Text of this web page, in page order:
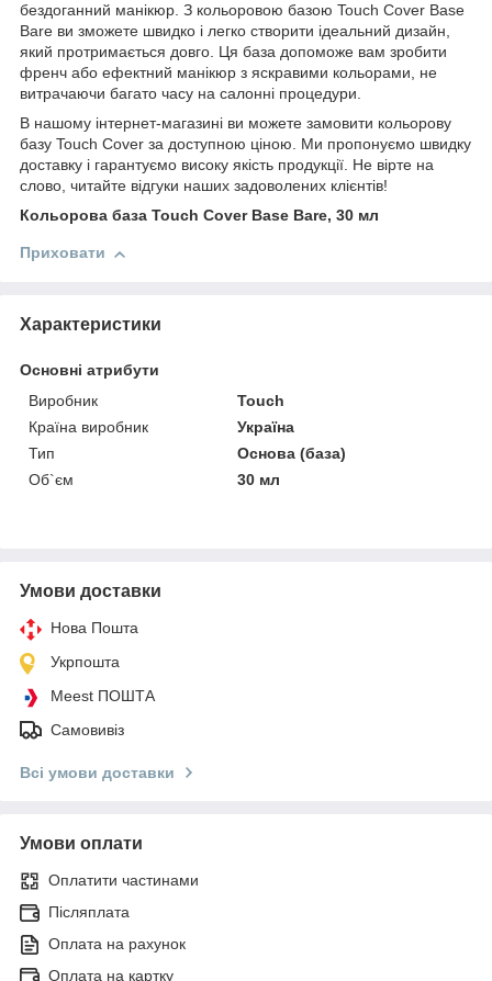
бездоганний манікюр. З кольоровою базою Touch Cover Base
Bare ви зможете швидко і легко створити ідеальний дизайн,
який протримається довго. Ця база допоможе вам зробити
френч або ефектний манікюр з яскравими кольорами, не
витрачаючи багато часу на салонні процедури.
В нашому інтернет-магазині ви можете замовити кольорову
базу Touch Cover за доступною ціною. Ми пропонуємо швидку
доставку і гарантуємо високу якість продукції. Не вірте на
слово, читайте відгуки наших задоволених клієнтів!
Кольорова база Touch Cover Base Bare, 30 мл
Приховати
Характеристики
Основні атрибути
Виробник
Touch
Країна виробник
Україна
Тип
Основа (база)
Об`єм
30 мл
Умови доставки
Нова Пошта
Укрпошта
Meest ПОШТА
Самовивіз
Всі умови доставки
Умови оплати
Оплатити частинами
Післяплата
Оплата на рахунок
Оплата на картку